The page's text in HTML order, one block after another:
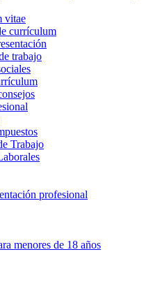
vitae
currículum
trabajo
Trabajo
profesional
menores de 18 años